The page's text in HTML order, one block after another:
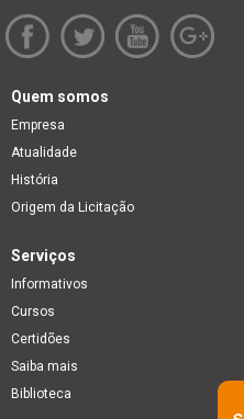
Quem somos
Empresa
Atualidade
História
Origem da Licitação
Serviços
Informativos
Cursos
Certidões
Saiba mais
Biblioteca